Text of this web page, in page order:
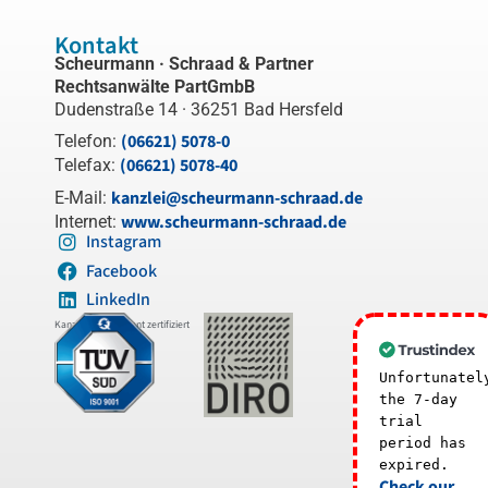
Kontakt
Scheurmann · Schraad & Partner
Rechtsanwälte PartGmbB
Dudenstraße 14 · 36251 Bad Hersfeld
Telefon: (06621) 5078-0
Telefax: (06621) 5078-40
E-Mail: kanzlei@scheurmann-schraad.de
Internet: www.scheurmann-schraad.de
Instagram
Facebook
LinkedIn
Kanzleimanagement zertifiziert
the 7-day
trial
period has
expired.